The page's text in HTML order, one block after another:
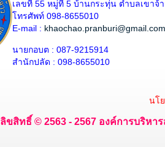
เลขที่ 55 หมู่ที่ 5 บ้านกระทุ่น ตำบลเขาจ้
โทรศัพท์ 098-8655010
E-mail : khaochao.pranburi@gmail.com
นายกอบต : 087-9215914
สำนักปลัด : 098-8655010
นโ
ลิขสิทธิ์ © 2563 - 2567 องค์การบริหา